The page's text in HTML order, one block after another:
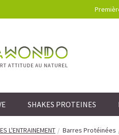
SHAKES PROTEINES
L'ENTRAINEMENT Barres Protéinées